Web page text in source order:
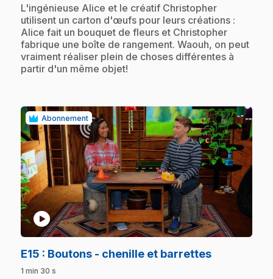
.L'ingénieuse Alice et le créatif Christopher
utilisent un carton d'œufs pour leurs créations :
Alice fait un bouquet de fleurs et Christopher
fabrique une boîte de rangement. Waouh, on peut
vraiment réaliser plein de choses différentes à
partir d'un même objet!
Abonnement
play_circle
E15 : Boutons - chenille et barrettes.
1 min 30 s